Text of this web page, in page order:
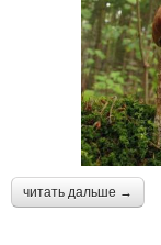
читать дальше →